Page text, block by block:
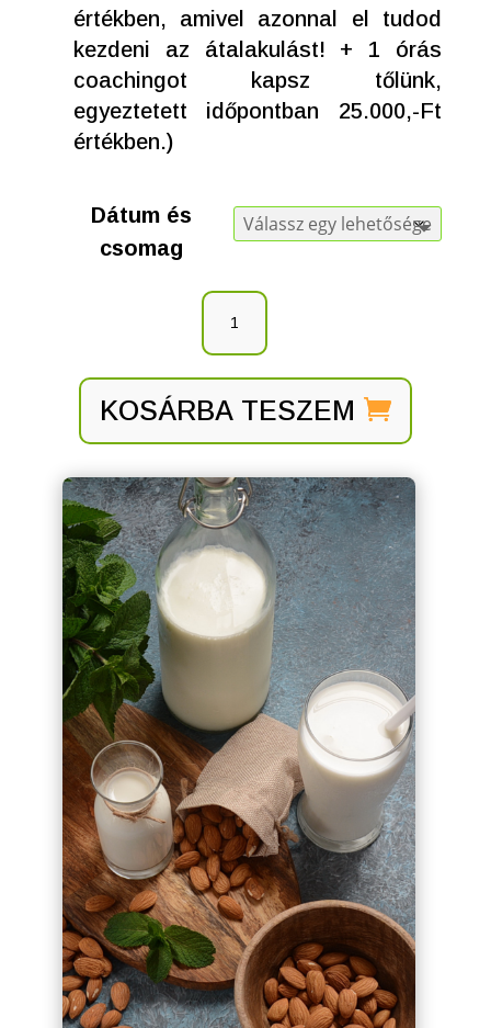
értékben, amivel azonnal el tudod
kezdeni az átalakulást! + 1 órás
coachingot kapsz tőlünk,
egyeztetett időpontban 25.000,-Ft
értékben.)
Dátum és
csomag
KOSÁRBA TESZEM